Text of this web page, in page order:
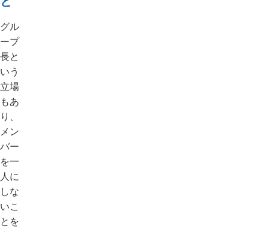
グル
ープ
長と
いう
立場
もあ
り、
メン
バー
を一
人に
しな
いこ
とを